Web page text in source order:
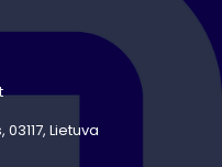
Lietuva